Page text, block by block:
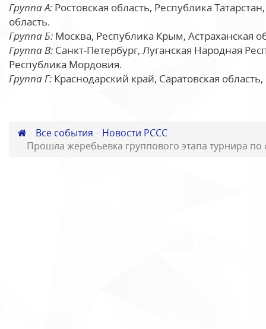
Группа А: Ростовская область, Республика
область.
Группа Б: Москва, Республика Крым, Астраханская
Группа В: Санкт-Петербург, Луганская Народная
Республика Мордовия.
Группа Г: Краснодарский край, Саратовская
Все события
Новости РССС
Прошла жеребьевка группового этапа турнира